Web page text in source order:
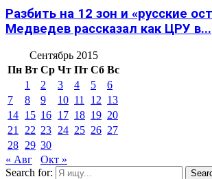
Разбить на 12 зон и «русские
Медведев рассказал как ЦРУ в...
Сентябрь 2015
Пн Вт Ср Чт Пт Сб Вс
1
2 3 4 5
6
7
8 9 10 11 12 13
14 15 16 17 18 19 20
21
22 23 24 25 26 27
28 29 30
« Авг
Окт »
Search for: